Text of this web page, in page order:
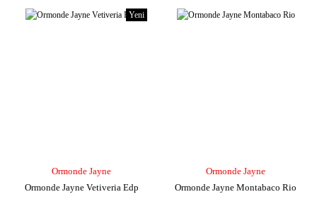
Yeni
Ormonde Jayne
Ormonde Jayne Vetiveria Edp
Ormonde Jayne
Ormonde Jayne Montabaco Rio